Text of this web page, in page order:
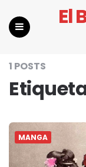
El
1 POSTS
MANGA